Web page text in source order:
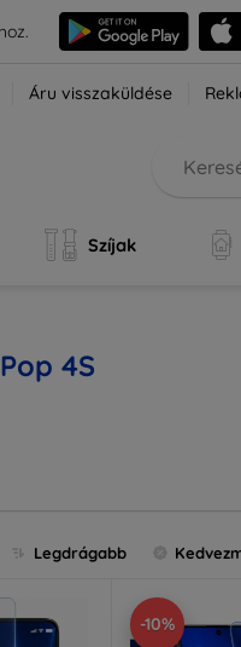
Áru visszaküldése
Szíjak
4S
Legdrágabb
-10%